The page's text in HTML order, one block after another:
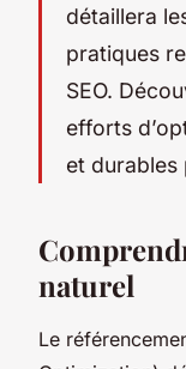
détaillera
pratiques
SEO.
efforts
et
naturel
Le